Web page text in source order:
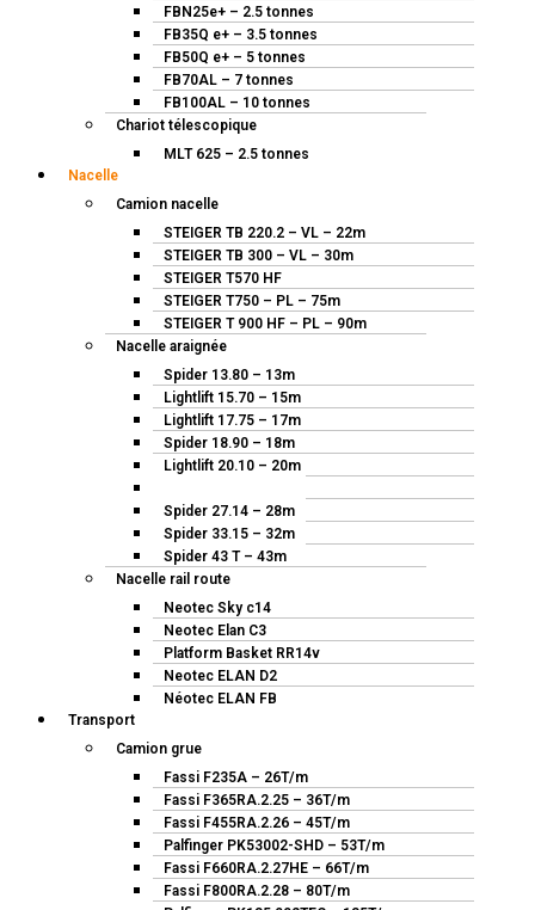
FBN25e+ – 2.5 tonnes
FB35Q e+ – 3.5 tonnes
FB50Q e+ – 5 tonnes
FB70AL – 7 tonnes
FB100AL – 10 tonnes
Chariot télescopique
MLT 625 – 2.5 tonnes
Nacelle
Camion nacelle
STEIGER TB 220.2 – VL – 22m
STEIGER TB 300 – VL – 30m
STEIGER T570 HF
STEIGER T750 – PL – 75m
STEIGER T 900 HF – PL – 90m
Nacelle araignée
Spider 13.80 – 13m
Lightlift 15.70 – 15m
Lightlift 17.75 – 17m
Spider 18.90 – 18m
Lightlift 20.10 – 20m
Spider 27.14 – 28m
Spider 33.15 – 32m
Spider 43 T – 43m
Nacelle rail route
Neotec Sky c14
Neotec Elan C3
Platform Basket RR14v
Neotec ELAN D2
Néotec ELAN FB
Transport
Camion grue
Fassi F235A – 26T/m
Fassi F365RA.2.25 – 36T/m
Fassi F455RA.2.26 – 45T/m
Palfinger PK53002-SHD – 53T/m
Fassi F660RA.2.27HE – 66T/m
Fassi F800RA.2.28 – 80T/m